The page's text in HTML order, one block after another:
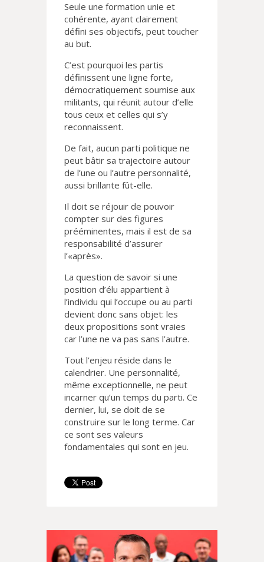
Seule une formation unie et
cohérente, ayant clairement
défini ses objectifs, peut toucher
au but.
C’est pourquoi les partis
définissent une ligne forte,
démocratiquement soumise aux
militants, qui réunit autour d’elle
tous ceux et celles qui s’y
reconnaissent.
De fait, aucun parti politique ne
peut bâtir sa trajectoire autour
de l’une ou l’autre personnalité,
aussi brillante fût-elle.
Il doit se réjouir de pouvoir
compter sur des figures
prééminentes, mais il est de sa
responsabilité d’assurer
l’«après».
La question de savoir si une
position d’élu appartient à
l’individu qui l’occupe ou au parti
devient donc sans objet: les
deux propositions sont vraies
car l’une ne va pas sans l’autre.
Tout l’enjeu réside dans le
calendrier. Une personnalité,
même exceptionnelle, ne peut
incarner qu’un temps du parti. Ce
dernier, lui, se doit de se
construire sur le long terme. Car
ce sont ses valeurs
fondamentales qui sont en jeu.